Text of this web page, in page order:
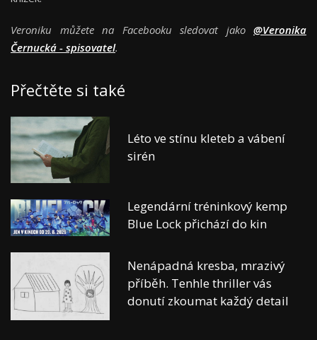
Veroniku můžete na Facebooku sledovat jako @Veronika
Černucká - spisovatel.
Přečtěte si také
Léto ve stínu kleteb a vábení
sirén
Legendární tréninkový kemp
Blue Lock přichází do kin
Nenápadná kresba, mrazivý
příběh. Tenhle thriller vás
donutí zkoumat každý detail